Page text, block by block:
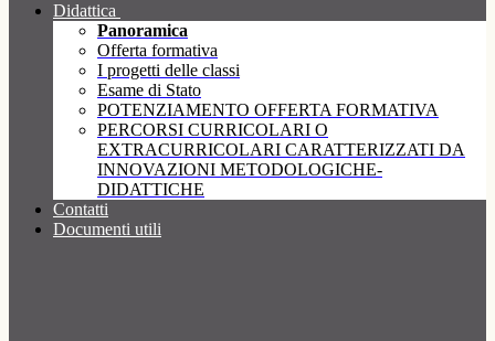
Didattica
Panoramica
Offerta formativa
I progetti delle classi
Esame di Stato
POTENZIAMENTO OFFERTA FORMATIVA
PERCORSI CURRICOLARI O
EXTRACURRICOLARI CARATTERIZZATI DA
INNOVAZIONI METODOLOGICHE-
DIDATTICHE
Contatti
Documenti utili